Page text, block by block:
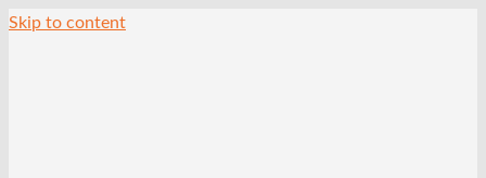
Skip to content